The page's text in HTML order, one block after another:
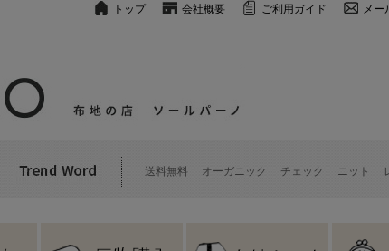
トップ 会社概要 ご利用ガイド メー
送料無料 オーガニック チェック ニット